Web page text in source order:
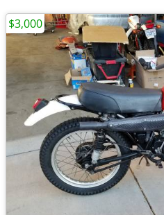
$3,000